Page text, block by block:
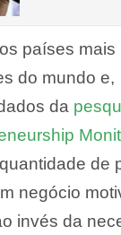
países mais
do mundo e,
da
de
negócio
invés da